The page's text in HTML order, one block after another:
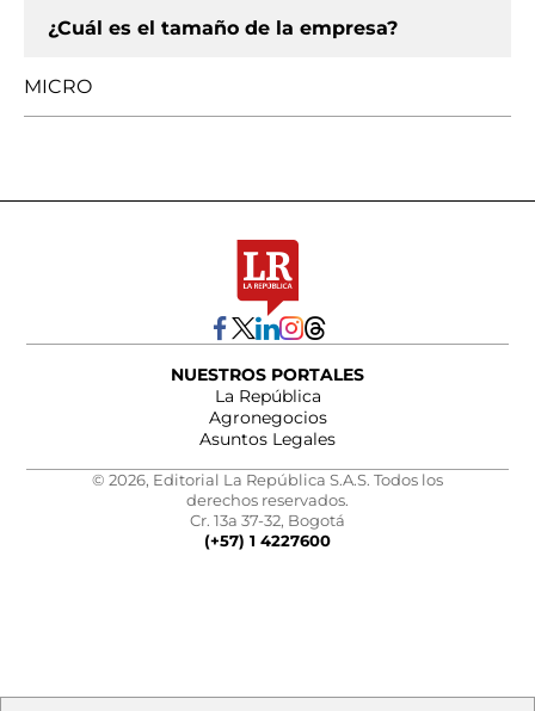
¿Cuál es el tamaño de la empresa?
MICRO
NUESTROS PORTALES
La República
Agronegocios
Asuntos Legales
© 2026, Editorial La República S.A.S. Todos los
derechos reservados.
Cr. 13a 37-32, Bogotá
(+57) 1 4227600